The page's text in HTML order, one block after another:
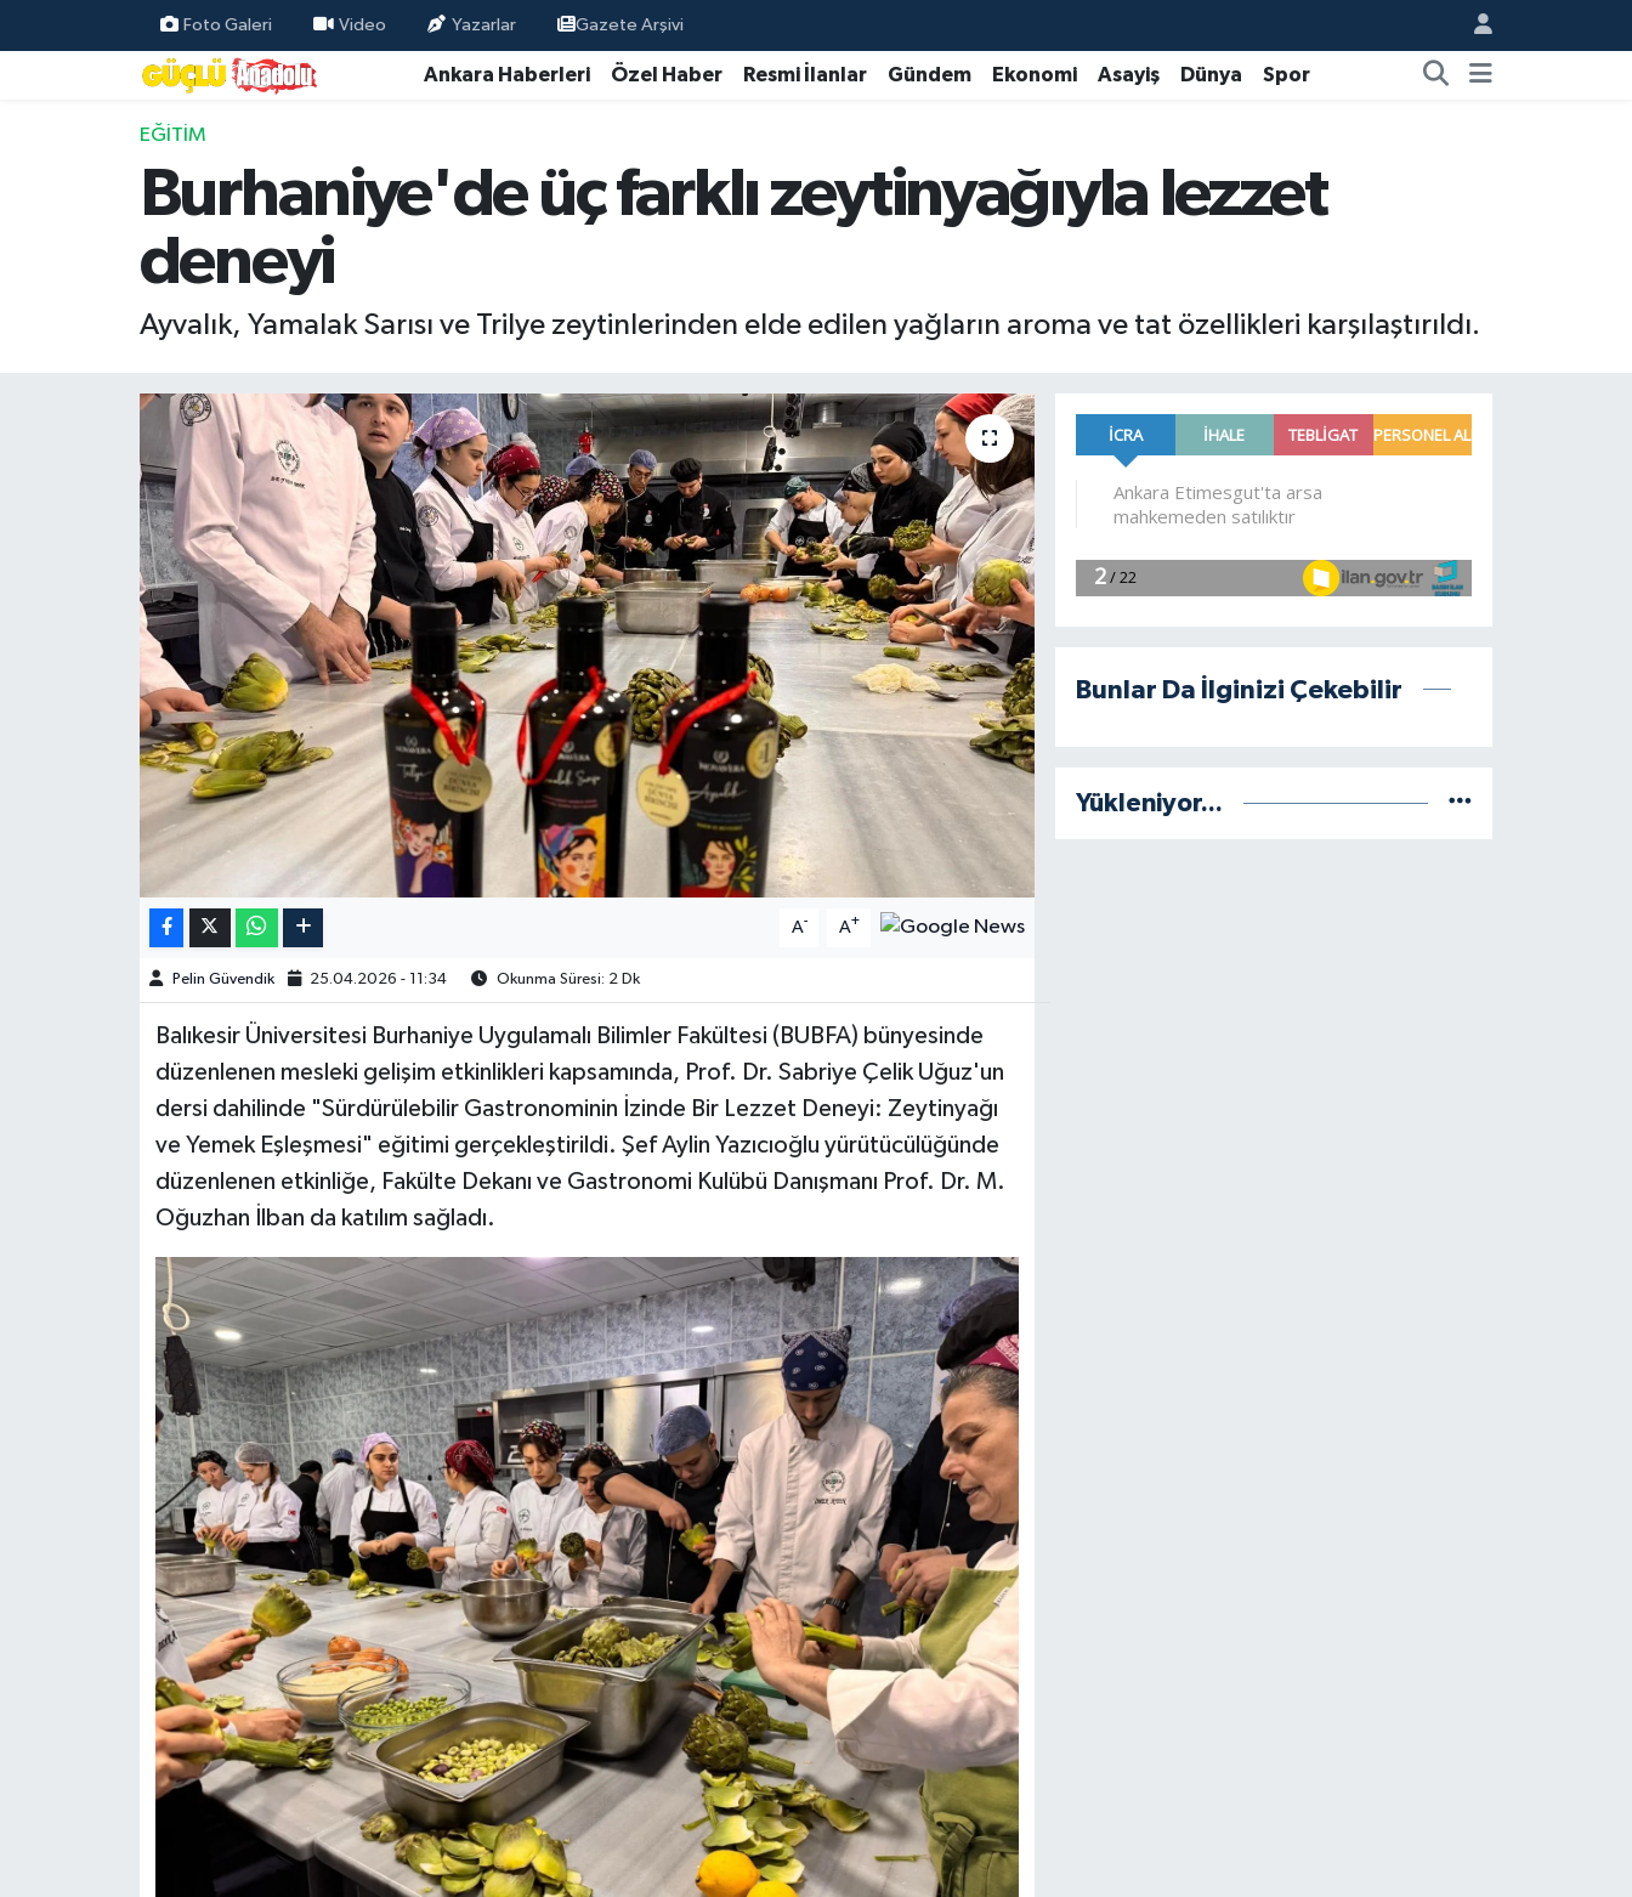
Foto Galeri Video Yazarlar Gazete Arşivi
Ankara Haberleri Özel Haber Resmi İlanlar Gündem Ekonomi Asayiş Dünya Spor
EĞITIM
Burhaniye'de üç farklı zeytinyağıyla lezzet
deneyi
Ayvalık, Yamalak Sarısı ve Trilye zeytinlerinden elde edilen yağların aroma ve tat özellikleri karşılaştırıldı.
A- A+
Pelin Güvendik 25.04.2026 - 11:34 Okunma Süresi: 2 Dk
Balıkesir Üniversitesi Burhaniye Uygulamalı Bilimler Fakültesi (BUBFA) bünyesinde
düzenlenen mesleki gelişim etkinlikleri kapsamında, Prof. Dr. Sabriye Çelik Uğuz'un
dersi dahilinde "Sürdürülebilir Gastronominin İzinde Bir Lezzet Deneyi: Zeytinyağı
ve Yemek Eşleşmesi" eğitimi gerçekleştirildi. Şef Aylin Yazıcıoğlu yürütücülüğünde
düzenlenen etkinliğe, Fakülte Dekanı ve Gastronomi Kulübü Danışmanı Prof. Dr. M.
Oğuzhan İlban da katılım sağladı.
Bunlar Da İlginizi Çekebilir
Yükleniyor...
Özel Haber
Resmi İlanlar
Ekonomi
Gündem
Magazin
Burç Yorumları
Hava Durumu
Televizyon
Yaşam-Çevre